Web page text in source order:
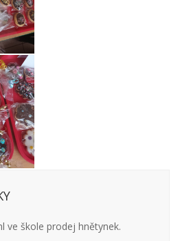
ve škole prodej hnětynek.